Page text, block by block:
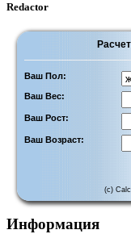
Redactor
Ваш Пол:
Ваш Вес:
Ваш Рост:
Ваш Возраст:
(c)
Информация